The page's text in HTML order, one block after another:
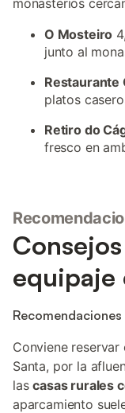
monasterios
O Mosteiro
junto al
Restaurante
platos
Retiro do
fresco en
equipaje
Conviene reservar
Santa, por la
lascasas rurales
aparcamiento